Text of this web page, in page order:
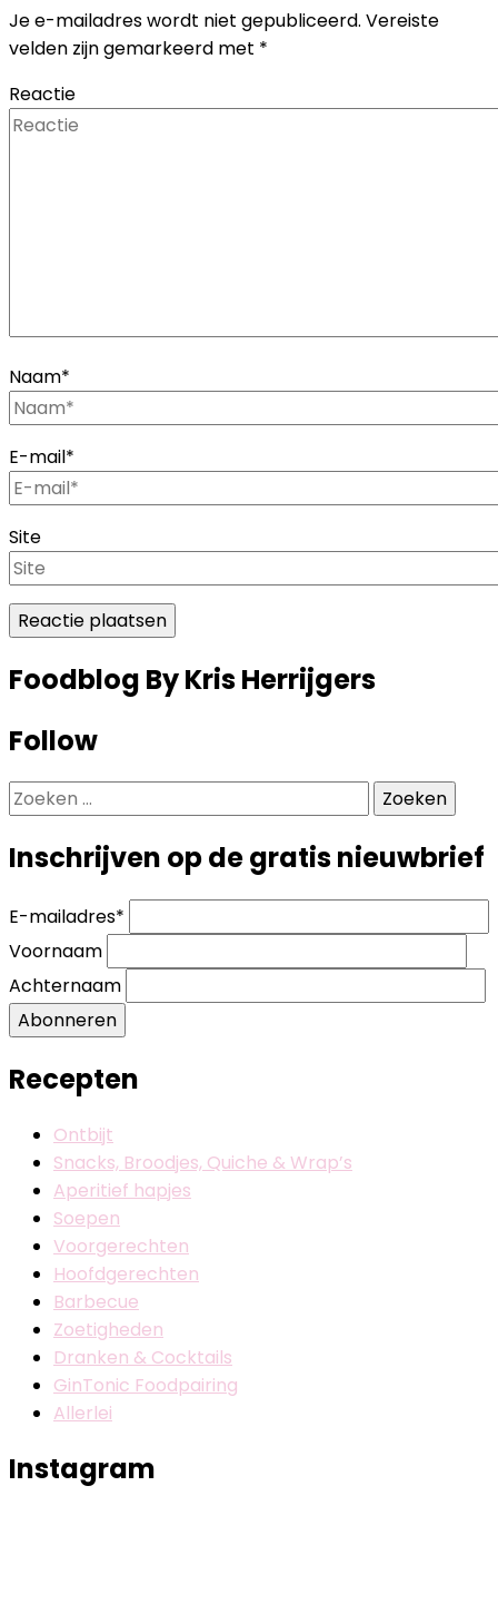
Je e-mailadres wordt niet gepubliceerd. Vereiste
velden zijn gemarkeerd met *
Reactie
Naam*
E-mail*
Site
Foodblog By Kris Herrijgers
Follow
Zoeken
naar:
Inschrijven op de gratis nieuwbrief
E-mailadres*
Voornaam
Achternaam
Abonneren
Recepten
Ontbijt
Snacks, Broodjes, Quiche & Wrap’s
Aperitief hapjes
Soepen
Voorgerechten
Hoofdgerechten
Barbecue
Zoetigheden
Dranken & Cocktails
GinTonic Foodpairing
Allerlei
Instagram